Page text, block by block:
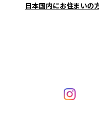
日本国内にお住まいの